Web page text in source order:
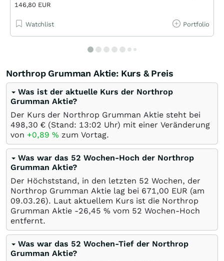
146,80 EUR
Watchlist Portfolio
Northrop Grumman Aktie: Kurs & Preis
Was ist der aktuelle Kurs der Northrop
Grumman Aktie?
Der Kurs der Northrop Grumman Aktie steht bei
498,30 € (Stand: 13:02 Uhr) mit einer Veränderung
von +0,89 % zum Vortag.
Was war das 52 Wochen-Hoch der Northrop
Grumman Aktie?
Der Höchststand, in den letzten 52 Wochen, der
Northrop Grumman Aktie lag bei 671,00 EUR (am
09.03.26). Laut aktuellem Kurs ist die Northrop
Grumman Aktie -26,45 % vom 52 Wochen-Hoch
entfernt.
Was war das 52 Wochen-Tief der Northrop
Grumman Aktie?